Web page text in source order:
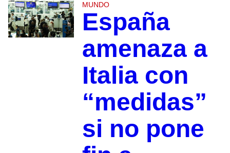
MUNDO
España
amenaza a
Italia con
“medidas”
si no pone